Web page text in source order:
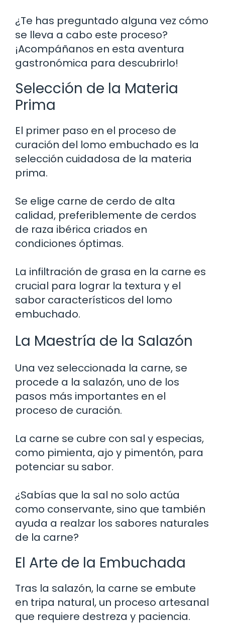
¿Te has preguntado alguna vez cómo
se lleva a cabo este proceso?
¡Acompáñanos en esta aventura
gastronómica para descubrirlo!
Selección de la Materia
Prima
El primer paso en el proceso de
curación del lomo embuchado es la
selección cuidadosa de la materia
prima.
Se elige carne de cerdo de alta
calidad, preferiblemente de cerdos
de raza ibérica criados en
condiciones óptimas.
La infiltración de grasa en la carne es
crucial para lograr la textura y el
sabor característicos del lomo
embuchado.
La Maestría de la Salazón
Una vez seleccionada la carne, se
procede a la salazón, uno de los
pasos más importantes en el
proceso de curación.
La carne se cubre con sal y especias,
como pimienta, ajo y pimentón, para
potenciar su sabor.
¿Sabías que la sal no solo actúa
como conservante, sino que también
ayuda a realzar los sabores naturales
de la carne?
El Arte de la Embuchada
Tras la salazón, la carne se embute
en tripa natural, un proceso artesanal
que requiere destreza y paciencia.